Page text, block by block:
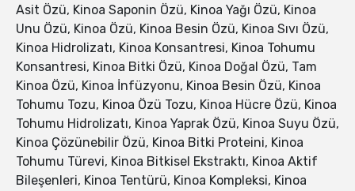
Asit Özü, Kinoa Saponin Özü, Kinoa Yağı Özü, Kinoa
Unu Özü, Kinoa Özü, Kinoa Besin Özü, Kinoa Sıvı Özü,
Kinoa Hidrolizatı, Kinoa Konsantresi, Kinoa Tohumu
Konsantresi, Kinoa Bitki Özü, Kinoa Doğal Özü, Tam
Kinoa Özü, Kinoa İnfüzyonu, Kinoa Besin Özü, Kinoa
Tohumu Tozu, Kinoa Özü Tozu, Kinoa Hücre Özü, Kinoa
Tohumu Hidrolizatı, Kinoa Yaprak Özü, Kinoa Suyu Özü,
Kinoa Çözünebilir Özü, Kinoa Bitki Proteini, Kinoa
Tohumu Türevi, Kinoa Bitkisel Ekstraktı, Kinoa Aktif
Bileşenleri, Kinoa Tentürü, Kinoa Kompleksi, Kinoa